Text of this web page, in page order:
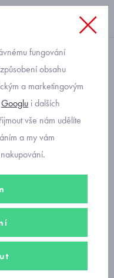
fungování
obsahu
a marketingovým
Googlu i dalších
vše nám udělíte
a my vám